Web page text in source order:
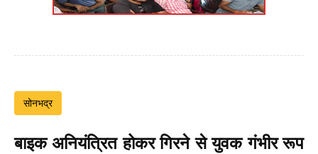
सोनभद्र
बाइक अनियंत्रित होकर गिरने से युवक गंभीर रूप